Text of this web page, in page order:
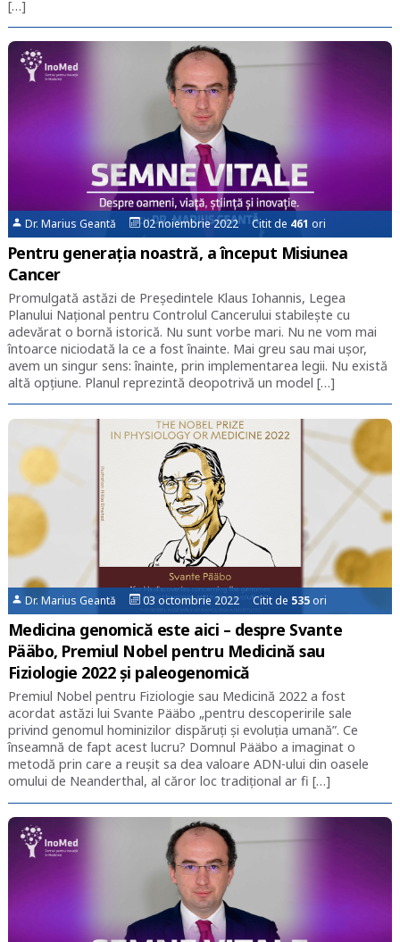
[…]
Dr. Marius Geantă 02 noiembrie 2022 Citit de 461 ori
Pentru generația noastră, a început Misiunea
Cancer
Promulgată astăzi de Președintele Klaus Iohannis, Legea
Planului Național pentru Controlul Cancerului stabilește cu
adevărat o bornă istorică. Nu sunt vorbe mari. Nu ne vom mai
întoarce niciodată la ce a fost înainte. Mai greu sau mai ușor,
avem un singur sens: înainte, prin implementarea legii. Nu există
altă opțiune. Planul reprezintă deopotrivă un model […]
Dr. Marius Geantă 03 octombrie 2022 Citit de 535 ori
Medicina genomică este aici – despre Svante
Pääbo, Premiul Nobel pentru Medicină sau
Fiziologie 2022 și paleogenomică
Premiul Nobel pentru Fiziologie sau Medicină 2022 a fost
acordat astăzi lui Svante Pääbo „pentru descoperirile sale
privind genomul hominizilor dispăruți și evoluția umană”. Ce
înseamnă de fapt acest lucru? Domnul Pääbo a imaginat o
metodă prin care a reușit sa dea valoare ADN-ului din oasele
omului de Neanderthal, al căror loc tradițional ar fi […]